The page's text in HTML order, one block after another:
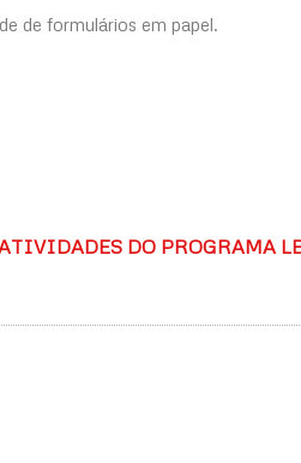
de formulários em papel.